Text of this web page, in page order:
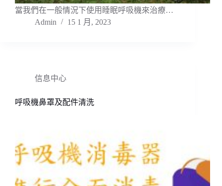
當我們在一般情況下使用睡眠呼吸機來治療…
Admin
15 1 月, 2023
信息中心
呼吸機鼻罩及配件清洗